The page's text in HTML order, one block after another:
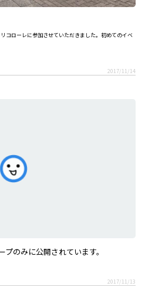
コローレに参加させていただきました。初めてのイベ
2017/11/14
のみに公開されています。
2017/11/13